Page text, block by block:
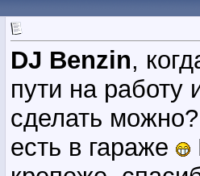
DJ Benzin,
пути на работу
сделать
есть в гараже